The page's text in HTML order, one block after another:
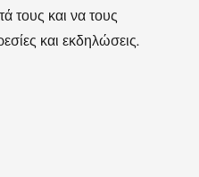
τους και να τους
και εκδηλώσεις.